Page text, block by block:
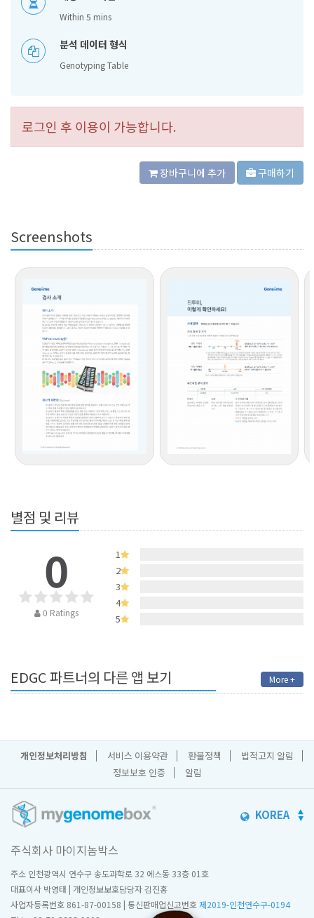
Within 5 mins
분석 데이터 형식
Genotyping Table
로그인 후 이용이 가능합니다.
장바구니에 추가 구매하기
Screenshots
별점 및 리뷰
0
0 Ratings
1
2
3
4
5
EDGC 파트너의 다른 앱 보기 More +
개인정보처리방침 서비스 이용약관 환불정책
법적고지 알림
정보보호 인증
알림
KOREA
주식회사 마이지놈박스
주소 인천광역시 연수구 송도과학로 32 에스동 33층 01호
대표이사 박영태 | 개인정보보호담당자 김진홍
사업자등록번호 861-87-00158 | 통신판매업신고번호제2019-인천연수구-0194